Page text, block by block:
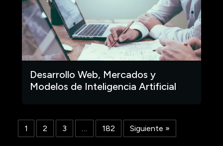
Desarrollo Web, Mercados y
Modelos de Inteligencia Artificial
1 2 3 … 182 Siguiente »